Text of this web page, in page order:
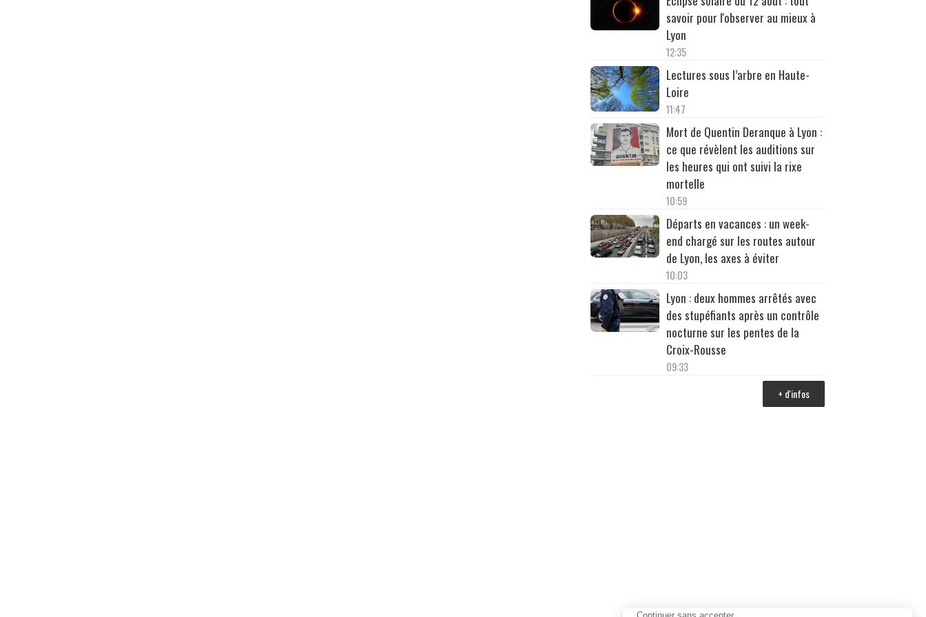
savoir pour l'observer au mieux à
Lyon
12:35
Lectures sous l’arbre en Haute-
Loire
11:47
Mort de Quentin Deranque à Lyon :
ce que révèlent les auditions sur
les heures qui ont suivi la rixe
mortelle
10:59
Départs en vacances : un week-
end chargé sur les routes autour
de Lyon, les axes à éviter
10:03
Lyon : deux hommes arrêtés avec
des stupéfiants après un contrôle
nocturne sur les pentes de la
Croix-Rousse
09:33
+ d'infos